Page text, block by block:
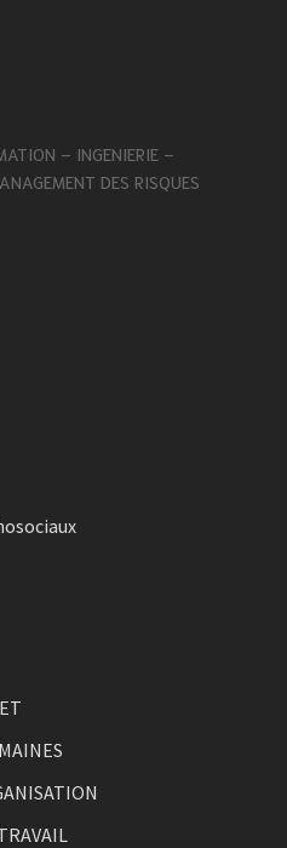
– INGENIERIE –
DES RISQUES